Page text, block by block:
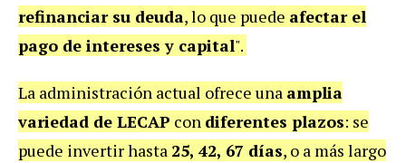
refinanciar su deuda, lo que puede afectar el
pago de intereses y capital".
La administración actual ofrece una amplia
variedad de LECAP con diferentes plazos: se
puede invertir hasta 25, 42, 67 días, o a más largo